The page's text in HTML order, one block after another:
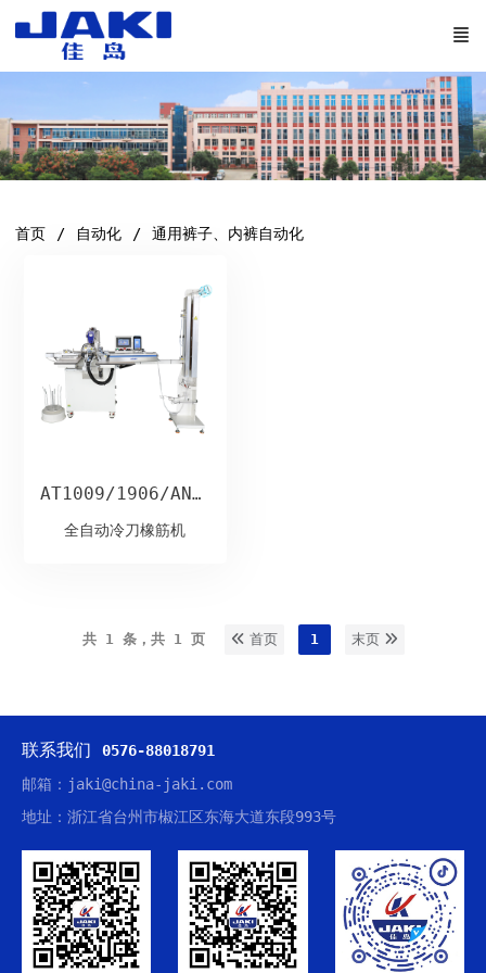
首页 自动化 通用裤子、内裤自动化
AT1009/1906/ANF/AMR
全自动冷刀橡筋机
共 1 条，共 1 页 首页 1 末页
联系我们 0576-88018791
邮箱：jaki@china-jaki.com
地址：浙江省台州市椒江区东海大道东段993号